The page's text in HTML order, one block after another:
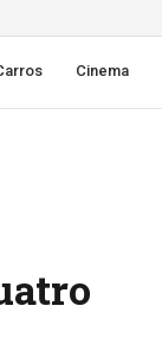
Cinema